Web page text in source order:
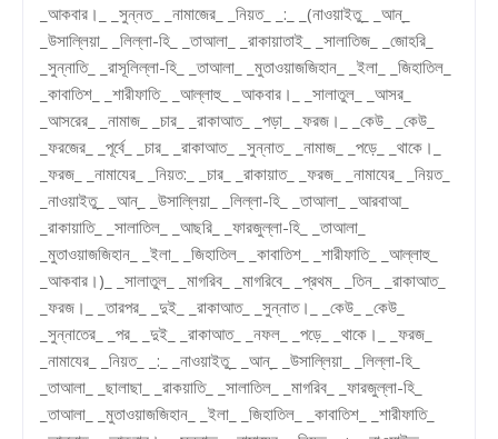
_আকবার।_ _সুন্নত_ _নামাজের_ _নিয়ত_ _:_ _(নাওয়াইতু_ _আন্_
_উসাল্লিয়া_ _লিল্লা-হি_ _তাআলা_ _রাকায়াতাই_ _সালাতিজ_ _জোহরি_
_সুন্নাতি_ _রাসূলিল্লা-হি_ _তাআলা_ _মুতাওয়াজজিহান_ _ইলা_ _জিহাতিল_
_কাবাতিশ_ _শারীফাতি_ _আল্লাহু_ _আকবার।_ _সালাতুল_ _আসর_
_আসরের_ _নামাজ_ _চার_ _রাকাআত_ _পড়া_ _ফরজ।_ _কেউ_ _কেউ_
_ফরজের_ _পূর্বে_ _চার_ _রাকাআত_ _সুন্নাত_ _নামাজ_ _পড়ে_ _থাকে।_
_ফরজ_ _নামাযের_ _নিয়ত:_ _চার_ _রাকায়াত_ _ফরজ_ _নামাযের_ _নিয়ত_
_নাওয়াইতু_ _আন্_ _উসাল্লিয়া_ _লিল্লা-হি_ _তাআলা_ _আরবাআ_
_রাকায়াতি_ _সালাতিল_ _আছরি_ _ফারজুল্লা-হি_ _তাআলা_
_মুতাওয়াজজিহান_ _ইলা_ _জিহাতিল_ _কাবাতিশ_ _শারীফাতি_ _আল্লাহু_
_আকবার।)_ _সালাতুল_ _মাগরিব_ _মাগরিবে_ _প্রথম_ _তিন_ _রাকাআত_
_ফরজ।_ _তারপর_ _দুই_ _রাকাআত_ _সুন্নাত।_ _কেউ_ _কেউ_
_সুন্নাতের_ _পর_ _দুই_ _রাকাআত_ _নফল_ _পড়ে_ _থাকে।_ _ফরজ_
_নামাযের_ _নিয়ত_ _:_ _নাওয়াইতু_ _আন্_ _উসাল্লিয়া_ _লিল্লা-হি_
_তাআলা_ _ছালাছা_ _রাকয়াতি_ _সালাতিল_ _মাগরিব_ _ফারজুল্লা-হি_
_তাআলা_ _মুতাওয়াজজিহান_ _ইলা_ _জিহাতিল_ _কাবাতিশ_ _শারীফাতি_